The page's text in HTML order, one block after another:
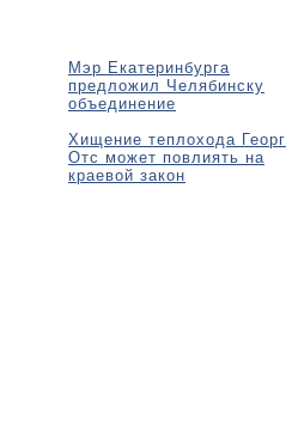
Мэр Екатеринбурга
предложил Челябинску
объединение
Хищение теплохода Георг
Отс может повлиять на
краевой закон